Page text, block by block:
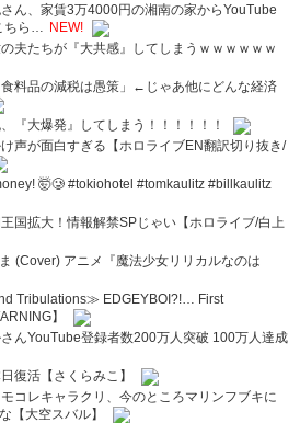
さん、家賃3万4000円の湘南の家からYouTube
ちら…
NEW!
夫たちが『大共感』してしまうｗｗｗｗｗｗ
食料品の減税は愚策」←じゃあ他にどんな経済
『大爆発』してしまう！！！！！！
声が面白すぎる【ホロライブEN翻訳切り抜き/
🤯🥲 #tokiohotel #tomkaulitz #billkaulitz
王国拡大！情報解禁SPじゃい【ホロライブ/白上
(Cover) アニメ『魔法少女リリカルなのは
Tribulations≫ EDGEYBOI?!… First
】
さんYouTube登録者数200万人突破 100万人達成
復活【さくらみこ】
コレキャラクリ、今のところマリンフブキに
【大空スバル】